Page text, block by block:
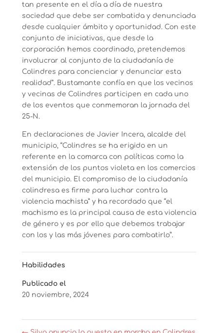
tan presente en el día a día de nuestra
sociedad que debe ser combatida y denunciada
desde cualquier ámbito y oportunidad. Con este
conjunto de iniciativas, que desde la
corporación hemos coordinado, pretendemos
involucrar al conjunto de la ciudadanía de
Colindres para concienciar y denunciar esta
realidad”. Bustamante confía en que los vecinos
y vecinas de Colindres participen en cada uno
de los eventos que conmemoran la jornada del
25-N.
En declaraciones de Javier Incera, alcalde del
municipio, “Colindres se ha erigido en un
referente en la comarca con políticas como la
extensión de los puntos violeta en los comercios
del municipio. El compromiso de la ciudadanía
colindresa es firme para luchar contra la
violencia machista” y ha recordado que “el
machismo es la principal causa de esta violencia
de género y es por ello que debemos trabajar
con los y las más jóvenes para combatirlo”.
Habilidades
Publicado el
20 noviembre, 2024